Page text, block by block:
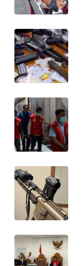
WAHANA
WAHANA
UMKM
WAHANA
SELEB
WAHANA
WAHANA
OTOMOTIF
WAHANA
HEALTH